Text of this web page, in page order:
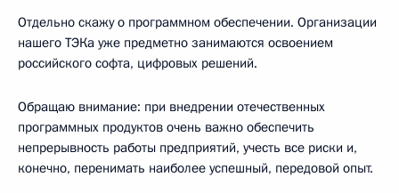
Отдельно скажу о программном обеспечении. Организации
нашего ТЭКа уже предметно занимаются освоением
российского софта, цифровых решений.
Обращаю внимание: при внедрении отечественных
программных продуктов очень важно обеспечить
непрерывность работы предприятий, учесть все риски и,
конечно, перенимать наиболее успешный, передовой опыт.